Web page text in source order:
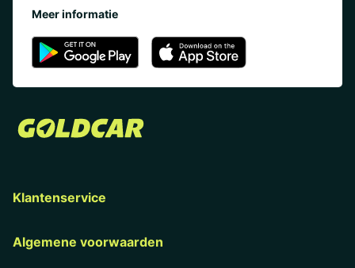
Meer informatie
Klantenservice
Algemene voorwaarden